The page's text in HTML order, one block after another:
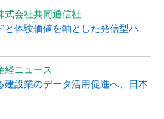
式会社共同通信社
と体験価値を軸とした発信型ハ
経ニュース
建設業のデータ活用促進へ、日本